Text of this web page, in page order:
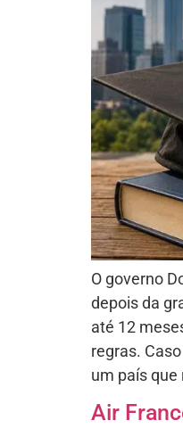
O governo
depois da
até 12
regras.
um país
Air